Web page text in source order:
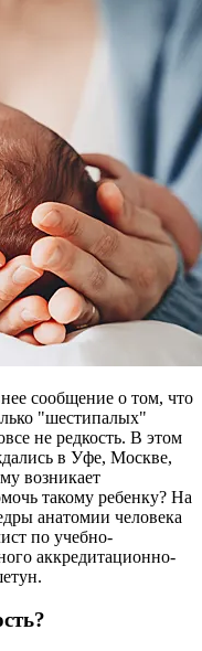
сообщение о том, что
"шестипалых"
не редкость. В этом
в Уфе, Москве,
возникает
такому ребенку? На
анатомии человека
по учебно-
аккредитационно-